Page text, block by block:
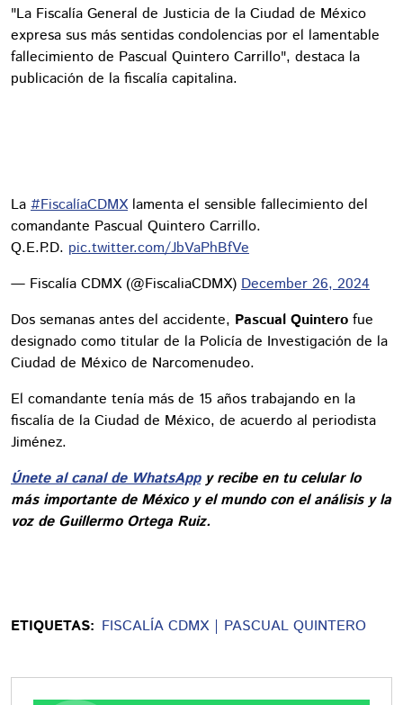
"La Fiscalía General de Justicia de la Ciudad de México
expresa sus más sentidas condolencias por el lamentable
fallecimiento de Pascual Quintero Carrillo", destaca la
publicación de la fiscalía capitalina.
La #FiscalíaCDMXlamenta el sensible fallecimiento del
comandante Pascual Quintero Carrillo.
Q.E.P.D. pic.twitter.com/JbVaPhBfVe
— Fiscalía CDMX (@FiscaliaCDMX) December 26, 2024
Dos semanas antes del accidente, Pascual Quintero fue
designado como titular de la Policía de Investigación de la
Ciudad de México de Narcomenudeo.
El comandante tenía más de 15 años trabajando en la
fiscalía de la Ciudad de México, de acuerdo al periodista
Jiménez.
Únete al canal de WhatsAppy recibe en tu celular lo
más importante de México y el mundo con el análisis y la
voz de Guillermo Ortega Ruiz.
ETIQUETAS: FISCALÍA CDMX PASCUAL QUINTERO